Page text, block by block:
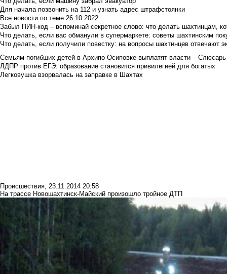
Для начала позвонить на 112 и узнать адрес штрафстоянки
Все новости по теме 26.10.2022
Забыл ПИН-код – вспоминай секретное слово: что делать шахтинцам,
Что делать, если вас обманули в супермаркете: советы шахтинским
Что делать, если получили повестку: на вопросы шахтинцев отвечают
Семьям погибших детей в Архипо-Осиповке выплатят власти – Слюсарь
ЛДПР против ЕГЭ: образование становится привилегией для богатых
Легковушка взорвалась на заправке в Шахтах
Происшествия, 23.11.2014 20:58
На трассе Новошахтинск-Майский произошло тройное ДТП